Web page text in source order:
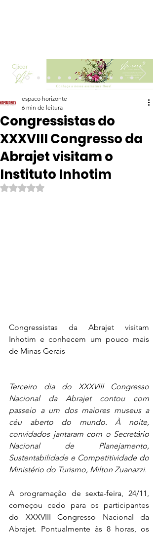
Clicar
Congressistas do
XXXVIII Congresso da
Abrajet visitam o
Instituto Inhotim
espaco horizonte
6 min de leitura
Avaliado com NaN de 5 estrelas.
Congressistas da Abrajet visitam
Inhotim e conhecem um pouco mais
de Minas Gerais
Terceiro dia do XXXVIII Congresso
Nacional da Abrajet contou com
passeio a um dos maiores museus a
céu aberto do mundo. À noite,
convidados jantaram com o Secretário
Nacional de Planejamento,
Sustentabilidade e Competitividade do
Ministério do Turismo, Milton Zuanazzi.
A programação de sexta-feira, 24/11,
começou cedo para os participantes
do XXXVIII Congresso Nacional da
Abrajet. Pontualmente às 8 horas, os